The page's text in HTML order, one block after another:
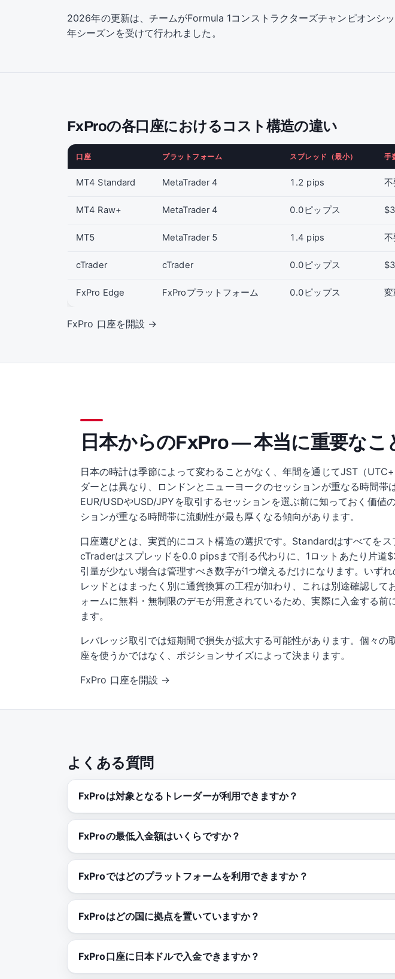
2026年の更新は、チームがFormula 1コンストラクターズチャンピオン
年シーズンを受けて行われました。
FxProの各口座におけるコスト構造の違い
口座 プラットフォーム スプレッド（最小） 手
MT4 Standard MetaTrader 4 1.2 pips 不
MT4 Raw+ MetaTrader 4 0.0ピップス
MT5 MetaTrader 5 1.4 pips 不
cTrader cTrader 0.0ピップス
FxPro Edge FxProプラットフォーム 0.0ピップス 変
FxPro 口座を開設 →
日本からのFxPro — 本当に重要なこ
日本の時計は季節によって変わることがなく、年間を通じてJST（
ダーとは異なり、ロンドンとニューヨークのセッションが重なる時間
EUR/USDやUSD/JPYを取引するセッションを選ぶ前に知っておく価
ションが重なる時間帯に流動性が最も厚くなる傾向があります。
口座選びとは、実質的にコスト構造の選択です。Standardはすべてを
cTraderはスプレッドを0.0 pipsまで削る代わりに、1ロットあたり片
引量が少ない場合は管理すべき数字が1つ増えるだけになります。いず
レッドとはまったく別に通貨換算の工程が加わり、これは別途確認し
ォームに無料・無制限のデモが用意されているため、実際に入金する
ます。
レバレッジ取引では短期間で損失が拡大する可能性があります。個々
座を使うかではなく、ポジションサイズによって決まります。
FxPro 口座を開設 →
よくある質問
FxProは対象となるトレーダーが利用できますか？
FxProの最低入金額はいくらですか？
FxProではどのプラットフォームを利用できますか？
FxProはどの国に拠点を置いていますか？
FxPro口座に日本ドルで入金できますか？